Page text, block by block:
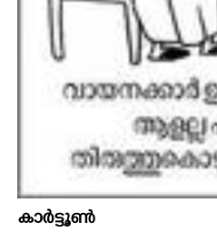
കാർട്ടൂൺ